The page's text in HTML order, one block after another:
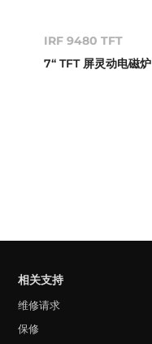
IRF 9480 TFT
7“ TFT 屏灵动电磁炉
相关支持
维修请求
保修